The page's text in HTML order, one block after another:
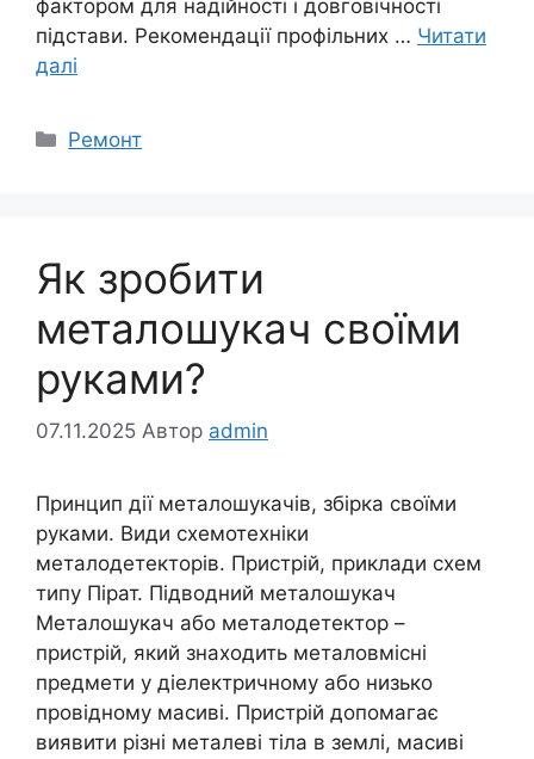
фактором для надійності і довговічності
підстави. Рекомендації профільних … Читати
далі
Категорії
Ремонт
Як зробити
металошукач своїми
руками?
07.11.2025 Автор admin
Принцип дії металошукачів, збірка своїми
руками. Види схемотехніки
металодетекторів. Пристрій, приклади схем
типу Пірат. Підводний металошукач
Металошукач або металодетектор –
пристрій, який знаходить металовмісні
предмети у діелектричному або низько
провідному масиві. Пристрій допомагає
виявити різні металеві тіла в землі, масиві